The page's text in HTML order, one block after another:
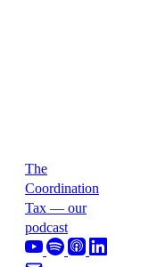
The
Coordination
Tax — our
podcast